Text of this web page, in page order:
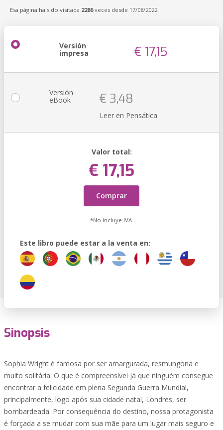
Esa página ha sido visitada 2286veces desde 17/08/2022
Versión
impresa € 17,15
Versión
eBook € 3,48
Leer en Pensática
Valor total:
€ 17,15
Comprar
*No incluye IVA.
Este libro puede estar a la venta en:
Sinopsis
Sophia Wright é famosa por ser amargurada, resmungona e
muito solitária. O que é compreensível já que ninguém consegue
encontrar a felicidade em plena Segunda Guerra Mundial,
principalmente, logo após sua cidade natal, Londres, ser
bombardeada. Por consequência do destino, nossa protagonista
é forçada a se mudar com sua mãe para um lugar mais seguro e